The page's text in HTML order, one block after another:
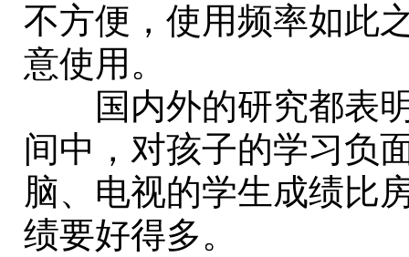
不方便，使用频率如此
意使用。
国内外的研究都表明
间中，对孩子的学习负
脑、电视的学生成绩比
绩要好得多。